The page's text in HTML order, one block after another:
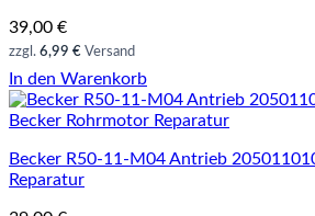
39,00 €
zzgl. 6,99 € Versand
In den Warenkorb
Becker Rohrmotor Reparatur
Becker R50-11-M04 Antrieb
Reparatur